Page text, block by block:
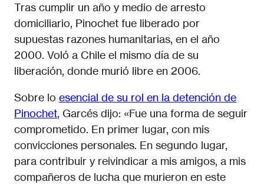
Tras cumplir un año y medio de arresto
domiciliario, Pinochet fue liberado por
supuestas razones humanitarias, en el año
2000. Voló a Chile el mismo día de su
liberación, donde murió libre en 2006.
Sobre lo esencial de su rol en la detención de
Pinochet, Garcés dijo: «Fue una forma de seguir
comprometido. En primer lugar, con mis
convicciones personales. En segundo lugar,
para contribuir y reivindicar a mis amigos, a mis
compañeros de lucha que murieron en este